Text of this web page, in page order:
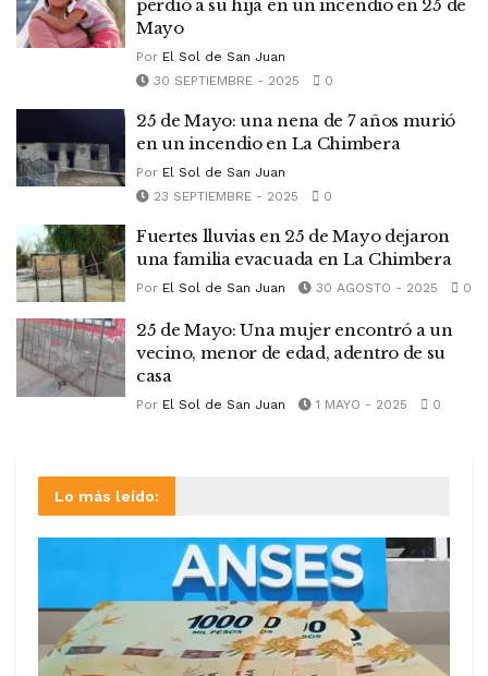
perdió a su hija en un incendio en 25 de
Mayo
Por El Sol de San Juan
30 SEPTIEMBRE - 2025
0
25 de Mayo: una nena de 7 años murió
en un incendio en La Chimbera
Por El Sol de San Juan
23 SEPTIEMBRE - 2025
0
Fuertes lluvias en 25 de Mayo dejaron
una familia evacuada en La Chimbera
Por El Sol de San Juan 30 AGOSTO - 2025 0
25 de Mayo: Una mujer encontró a un
vecino, menor de edad, adentro de su
casa
Por El Sol de San Juan 1 MAYO - 2025 0
Lo más leído: